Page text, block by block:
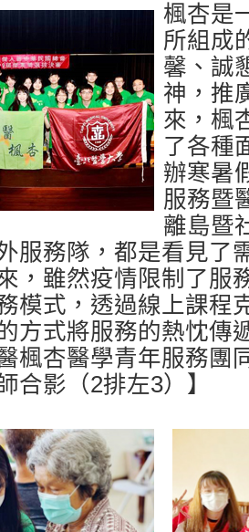
楓杏是
所組成
馨、誠
神，推
來，楓
了各種
辦寒暑
服務暨
離島暨
服務隊，都是看見了
，雖然疫情限制了服
模式，透過線上課程
方式將服務的熱忱傳
楓杏醫學青年服務團
合影（2排左3）】